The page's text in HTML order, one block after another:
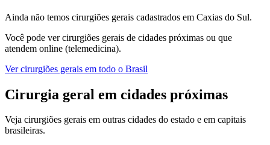
Ainda não temos cirurgiões gerais cadastrados em Caxias do Sul.
Você pode vercirurgiões gerais de cidades próximas ou que
atendem online (telemedicina).
Vercirurgiões gerais em todo o Brasil
Cirurgia geral em cidades próximas
Veja cirurgiões gerais em outras cidades do estado e em capitais
brasileiras.